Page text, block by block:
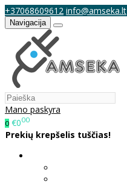
+37068609612 info@amseka.lt
Navigacija
Mano paskyra
0 €000
Prekių krepšelis tuščias!